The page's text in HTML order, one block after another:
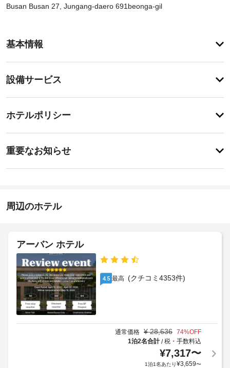
Busan Busan 27, Jungang-daero 691beonga-gil
基本情報
ェ
ッ
ク
イ
ン/
チ
ッ
ク
設備サービス
録
あ
ま
ホテルポリシー
録
が
ま
ん
重要なお知らせ
に
あ
周辺のホテル
アーバン ホテル
4.5 最高 (クチコミ4353件)
通常価格 ¥ 28,636 74%OFF
1泊2名合計/税・手数料込
¥7,317〜
1泊1名あたり¥3,659〜